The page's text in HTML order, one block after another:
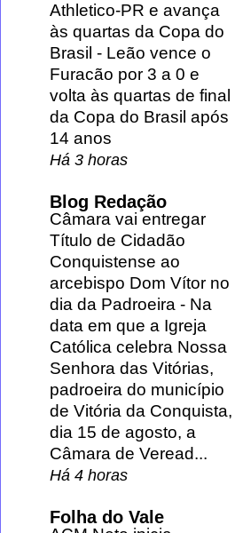
Athletico-PR e avança
às quartas da Copa do
Brasil - Leão vence o
Furacão por 3 a 0 e
volta às quartas de final
da Copa do Brasil após
14 anos
Há 3 horas
Blog Redação
Câmara vai entregar
Título de Cidadão
Conquistense ao
arcebispo Dom Vítor no
dia da Padroeira - Na
data em que a Igreja
Católica celebra Nossa
Senhora das Vitórias,
padroeira do município
de Vitória da Conquista,
dia 15 de agosto, a
Câmara de Veread...
Há 4 horas
Folha do Vale